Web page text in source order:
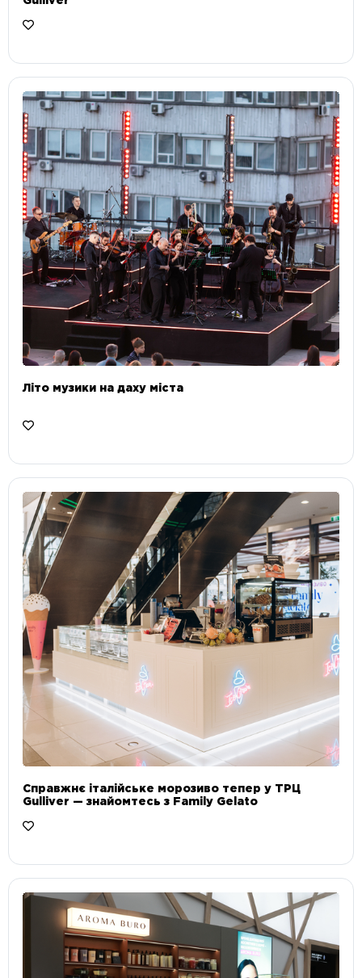
Літо музики на даху міста
Справжнє італійське морозиво тепер у ТРЦ
Gulliver — знайомтесь з Family Gelato